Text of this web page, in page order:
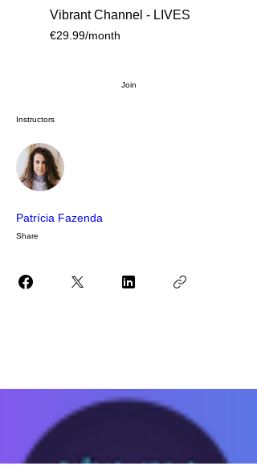
Vibrant Channel - LIVES
€29.99/month
Join
Instructors
Patrícia Fazenda
Share